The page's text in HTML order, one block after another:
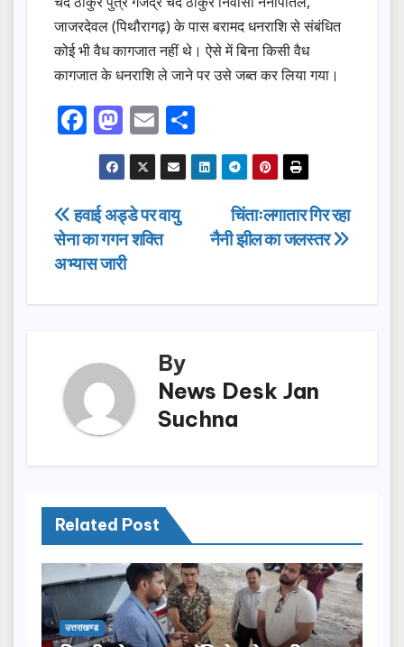
जाजरदेवल (पिथौरागढ़) के पास बरामद धनराशि से संबंधित
कोई भी वैध कागजात नहीं थे। ऐसे में बिना किसी वैध
कागजात के धनराशि ले जाने पर उसे जब्त कर लिया गया।
F
a
c
e
b
o
M
a
st
o
d
o
E
m
ail
h
ar
Post
navigation
चिंताःलगातार गिर रहा
नैनी झील का जलस्तर
हवाई अड्डे पर वायु
सेना का गगन शक्ति
अभ्यास जारी
By
News Desk Jan
Suchna
Related Post
उत्तराखण्ड